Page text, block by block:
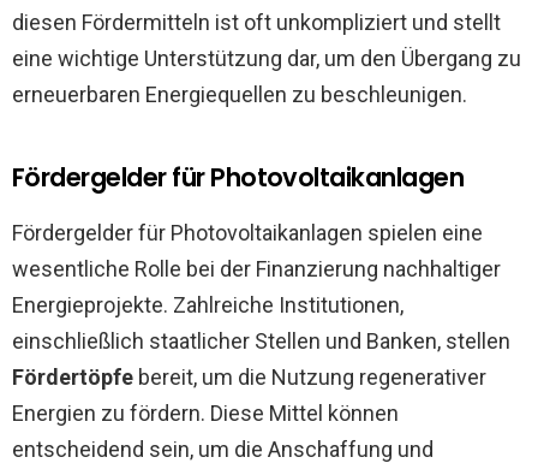
diesen Fördermitteln ist oft unkompliziert und stellt
eine wichtige Unterstützung dar, um den Übergang zu
erneuerbaren Energiequellen zu beschleunigen.
Fördergelder für Photovoltaikanlagen
Fördergelder für Photovoltaikanlagen spielen eine
wesentliche Rolle bei der Finanzierung nachhaltiger
Energieprojekte. Zahlreiche Institutionen,
einschließlich staatlicher Stellen und Banken, stellen
Fördertöpfe bereit, um die Nutzung regenerativer
Energien zu fördern. Diese Mittel können
entscheidend sein, um die Anschaffung und